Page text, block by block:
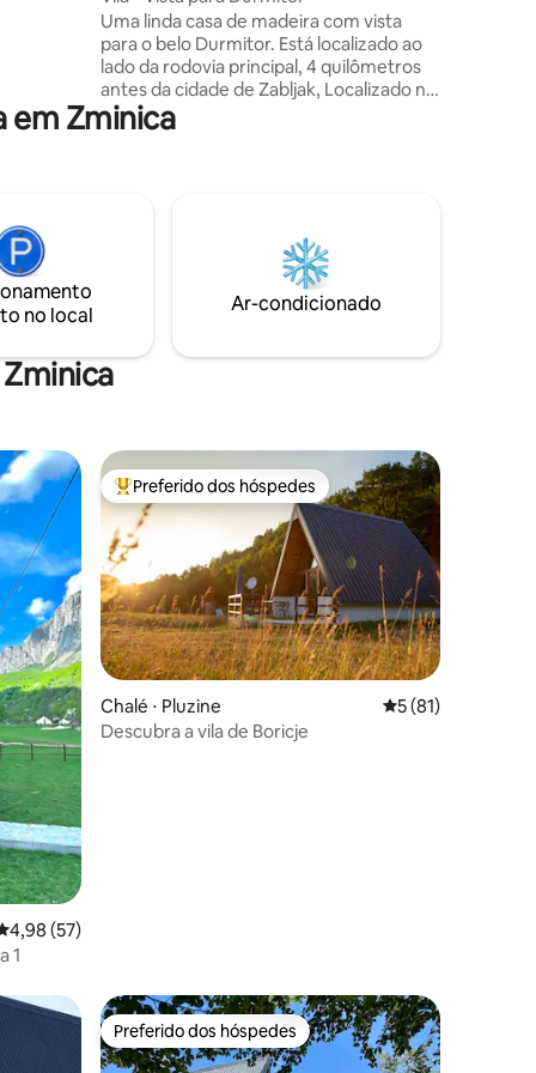
ar
Uma linda casa de madeira com vista
para o belo Durmitor. Está localizado ao
lado da rodovia principal, 4 quilômetros
antes da cidade de Zabljak, Localizado na
parte central entre todas as principais
atrações que o parque nacional de
ampla sala de estar, terraço de onde se
pode desfrutar de uma bela vista para
Drumitor. Sejam bem-vindos!
em Zminica
no local
Ar-condicionado
hóspedes
de uma avaliação média de 5, 57 avaliações
4,98 (57)
1
Entre os melhores preferidos dos hóspedes
Preferido dos hóspedes
Chalé ⋅ Pluzine 5 de uma
5 (81)
Descubra a vila de Boricje
hóspedes Preferido dos hóspedes
Preferido dos hóspedes